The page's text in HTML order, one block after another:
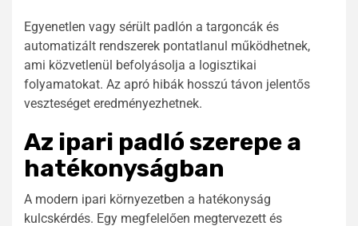
Egyenetlen vagy sérült padlón a targoncák és
automatizált rendszerek pontatlanul működhetnek,
ami közvetlenül befolyásolja a logisztikai
folyamatokat. Az apró hibák hosszú távon jelentős
veszteséget eredményezhetnek.
Az ipari padló szerepe a
hatékonyságban
A modern ipari környezetben a hatékonyság
kulcskérdés. Egy megfelelően megtervezett és